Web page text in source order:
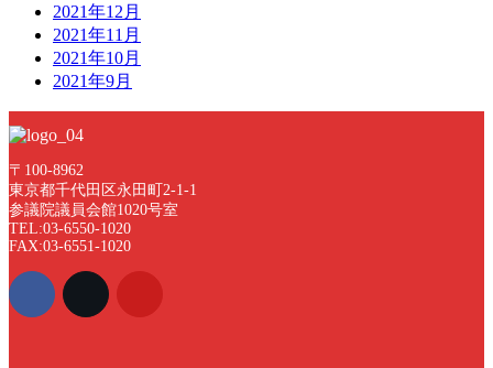
2021年12月
2021年11月
2021年10月
2021年9月
〒100-8962
東京都千代田区永田町2-1-1
参議院議員会館1020号室
TEL:03-6550-1020
FAX:03-6551-1020